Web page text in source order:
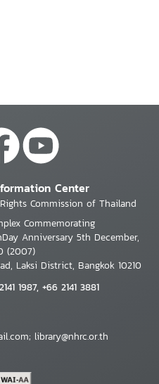
Center
Commission of Thailand
Commemorating
Anniversary 5th December,
(2007)
Laksi District, Bangkok 10210
1987, +66 2141 3881
library@nhrc.or.th